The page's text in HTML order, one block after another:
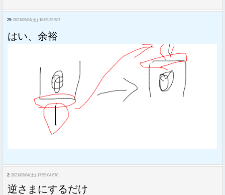
25: 2021/09/04(土) 18:09:39.587
はい、余裕
2: 2021/09/04(土) 17:59:04.670
逆さまにするだけ